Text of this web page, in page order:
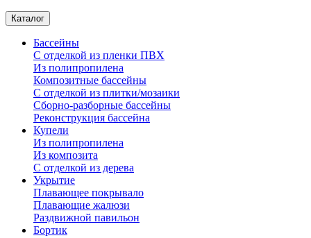
Каталог
Бассейны
С отделкой из пленки ПВХ
Из полипропилена
Композитные бассейны
С отделкой из плитки/мозаики
Сборно-разборные бассейны
Реконструкция бассейна
Купели
Из полипропилена
Из композита
С отделкой из дерева
Укрытие
Плавающее покрывало
Плавающие жалюзи
Раздвижной павильон
Бортик